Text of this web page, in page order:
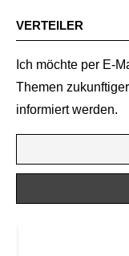
VERTEILER
Ich möchte per E-
Themen
informiert werden.